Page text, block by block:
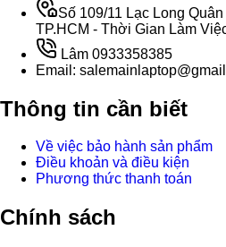
Số 109/11 Lạc Long
TP.HCM - Thời Gian Làm
Lâm 0933358385
Email:
Thông tin cần biết
Về việc bảo hành sản phẩm
Điều khoản và điều kiện
Phương thức thanh toán
Chính sách